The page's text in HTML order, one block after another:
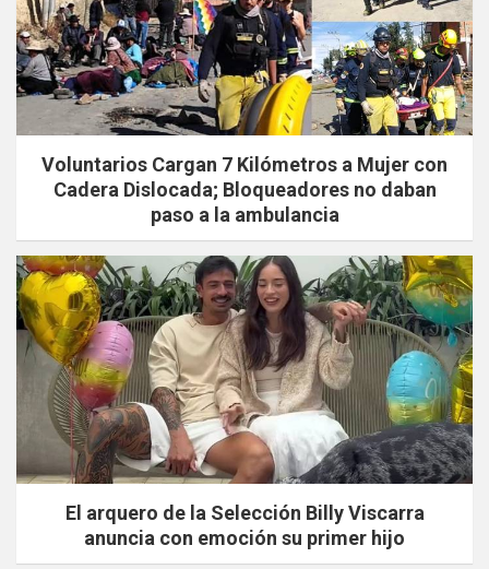
Voluntarios Cargan 7 Kilómetros a Mujer con
Cadera Dislocada; Bloqueadores no daban
paso a la ambulancia
El arquero de la Selección Billy Viscarra
anuncia con emoción su primer hijo